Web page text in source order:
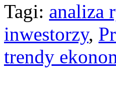
Tagi: analiza
inwestorzy,
trendy